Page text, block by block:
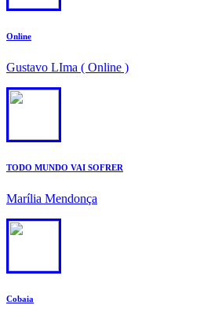
Online
Gustavo LIma ( Online )
TODO MUNDO VAI SOFRER
Marília Mendonça
Cobaia